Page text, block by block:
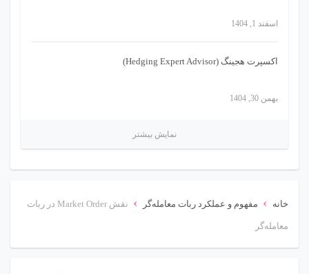
اسفند 1, 1404
اکسپرت هجینگ (Hedging Expert Advisor)
بهمن 30, 1404
نمایش بیشتر
خانه › مفهوم و عملکرد ربات معامله‌گر › نقش Market Order در ربات
معامله‌گر